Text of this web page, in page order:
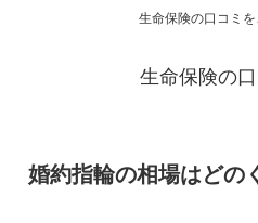
生命保険の口コミを
生命保険の
婚約指輪の相場はどの